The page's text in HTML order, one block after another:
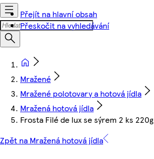
Přejít na hlavní obsah
Přeskočit na vyhledávání
Mražené
Mražené polotovary a hotová jídla
Mražená hotová jídla
Frosta Filé de lux se sýrem 2 ks 220g
Zpět na Mražená hotová jídla